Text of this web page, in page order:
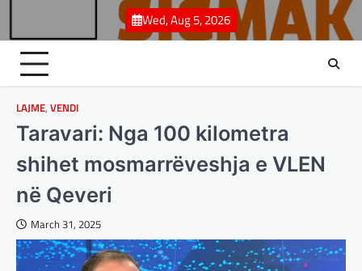
content
Wed, Aug 5, 2026
LAJME, VENDI
Taravari: Nga 100 kilometra
shihet mosmarrëveshja e VLEN
në Qeveri
March 31, 2025